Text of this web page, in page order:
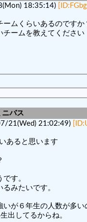
18:35:14)
ムくらいあるのですか
チームを教えてください
ニバス
21(Wed) 21:02:49)
あると思います
す。
みたいです。
いが６年生の人数が多い
出してるからね。